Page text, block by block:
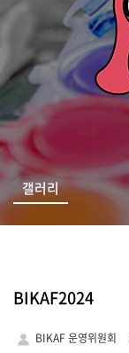
갤러리
BIKAF2024
BIKAF 운영위원회